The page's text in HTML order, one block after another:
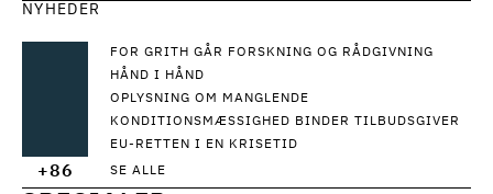
NYHEDER
FOR GRITH GÅR FORSKNING OG RÅDGIVNING
HÅND I HÅND
OPLYSNING OM MANGLENDE
KONDITIONSMÆSSIGHED BINDER TILBUDSGIVER
EU-RETTEN I EN KRISETID
+86 SE ALLE